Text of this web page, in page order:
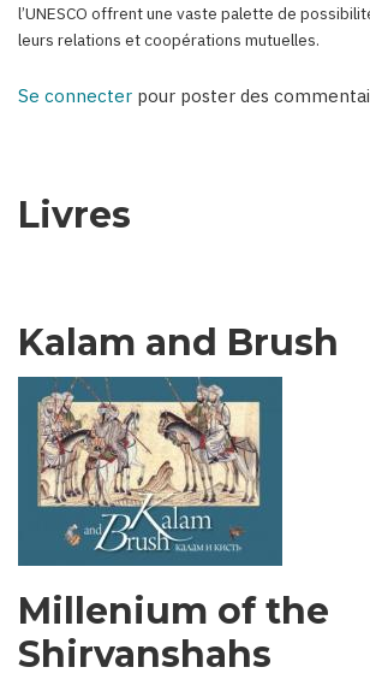
l’UNESCO offrent une vaste palette de
leurs relations et coopérations mutuelles.
Se connecter pour poster des
Livres
Kalam and Brush
Millenium of the
Shirvanshahs